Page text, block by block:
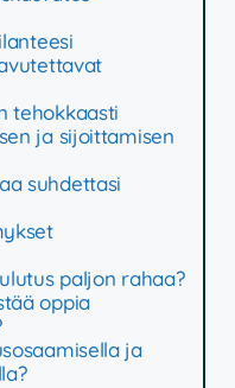
tehokkaasti
ja sijoittamisen
suhdettasi
paljon rahaa?
oppia
ja